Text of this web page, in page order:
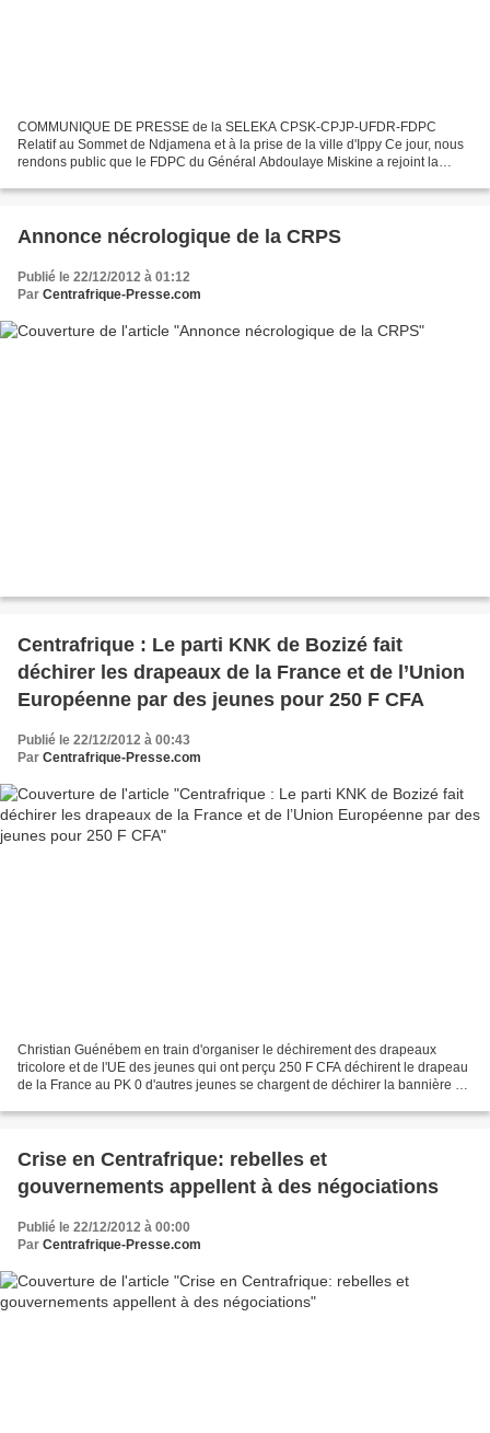
COMMUNIQUE DE PRESSE de la SELEKA CPSK-CPJP-UFDR-FDPC
Relatif au Sommet de Ndjamena et à la prise de la ville d'Ippy Ce jour, nous
rendons public que le FDPC du Général Abdoulaye Miskine a rejoint la
Annonce nécrologique de la CRPS
Publié le 22/12/2012 à 01:12
Par Centrafrique-Presse.com
Centrafrique : Le parti KNK de Bozizé fait
déchirer les drapeaux de la France et de l’Union
Européenne par des jeunes pour 250 F CFA
Publié le 22/12/2012 à 00:43
Par Centrafrique-Presse.com
Christian Guénébem en train d'organiser le déchirement des drapeaux
tricolore et de l'UE des jeunes qui ont perçu 250 F CFA déchirent le drapeau
de la France au PK 0 d'autres jeunes se chargent de déchirer la bannière de
Crise en Centrafrique: rebelles et
gouvernements appellent à des négociations
Publié le 22/12/2012 à 00:00
Par Centrafrique-Presse.com